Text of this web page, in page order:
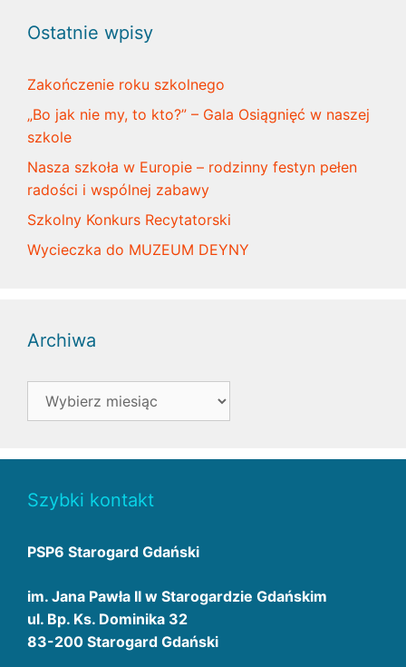
Ostatnie wpisy
Zakończenie roku szkolnego
„Bo jak nie my, to kto?” – Gala Osiągnięć w naszej
szkole
Nasza szkoła w Europie – rodzinny festyn pełen
radości i wspólnej zabawy
Szkolny Konkurs Recytatorski
Wycieczka do MUZEUM DEYNY
Archiwa
Archiwa
Szybki kontakt
PSP6 Starogard Gdański
im. Jana Pawła II w Starogardzie Gdańskim
ul. Bp. Ks. Dominika 32
83-200 Starogard Gdański